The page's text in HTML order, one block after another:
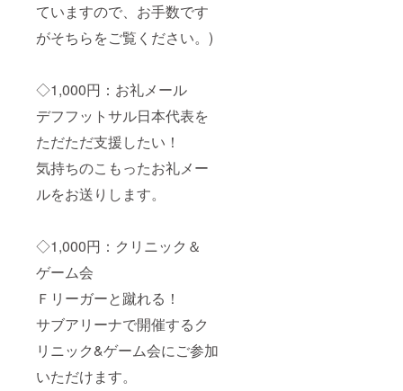
ていますので、お手数です
がそちらをご覧ください。)
◇1,000円：お礼メール
デフフットサル日本代表を
ただただ支援したい！
気持ちのこもったお礼メー
ルをお送りします。
◇1,000円：クリニック＆
ゲーム会
Ｆリーガーと蹴れる！
サブアリーナで開催するク
リニック&ゲーム会にご参加
いただけます。